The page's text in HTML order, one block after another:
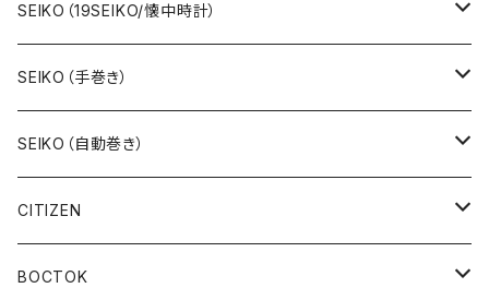
SEIKO（19SEIKO/懐中時計）
19SEIKO（7石）
19SEIKO（15石）
19SEIKO（21石）
その他の懐中時計
SEIKO（手巻き）
キングセイコー（KINGSEIKO）
クラウン（CROWN）
クロノス（CRONOS）
SEIKO（自動巻き）
5アクタス（5ACTUS）
5”スポーツ”（5”SPORTS”）
CITIZEN
手巻き腕時計
BOCTOK